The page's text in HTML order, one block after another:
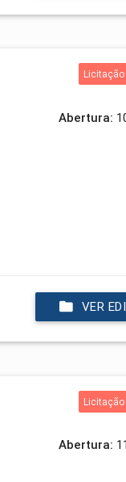
Licitação
Abertura:
VER
Licitação
Abertura: